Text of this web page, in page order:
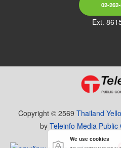
02-
Ext.
Copyright © 2569 Thailand
by Teleinfo Media
We use cookies